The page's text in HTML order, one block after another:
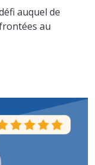
auquel de
au